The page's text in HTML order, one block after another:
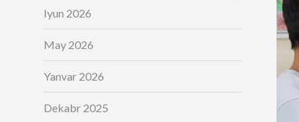
Iyun 2026
May 2026
Yanvar 2026
Dekabr 2025